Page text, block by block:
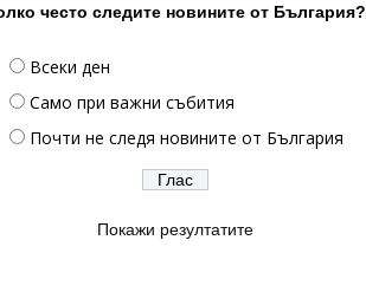
често следите новините от България?
Всеки ден
Само при важни събития
Почти не следя новините от България
Покажи резултатите